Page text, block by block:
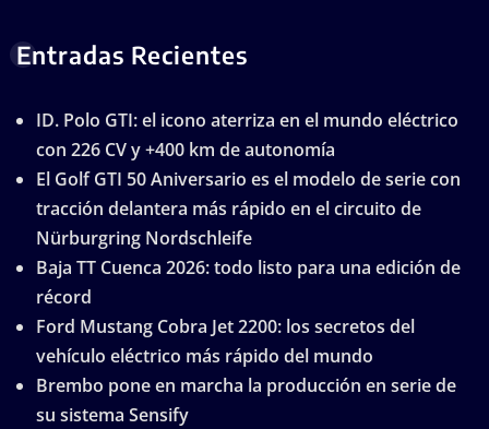
Entradas Recientes
ID. Polo GTI: el icono aterriza en el mundo eléctrico
con 226 CV y +400 km de autonomía
El Golf GTI 50 Aniversario es el modelo de serie con
tracción delantera más rápido en el circuito de
Nürburgring Nordschleife
Baja TT Cuenca 2026: todo listo para una edición de
récord
Ford Mustang Cobra Jet 2200: los secretos del
vehículo eléctrico más rápido del mundo
Brembo pone en marcha la producción en serie de
su sistema Sensify